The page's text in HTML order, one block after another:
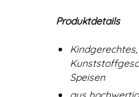
Produktdetails
Speisen